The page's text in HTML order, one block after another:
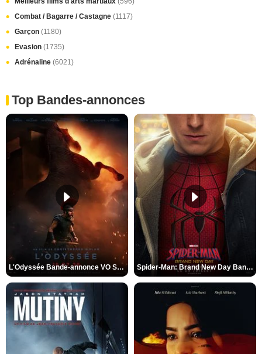
Combat / Bagarre / Castagne (1117)
Garçon (1180)
Evasion (1735)
Adrénaline (6021)
Top Bandes-annonces
L'Odyssée Bande-annonce VO STFR Spider-Man: Brand New Day Bande-annonce VO STFR